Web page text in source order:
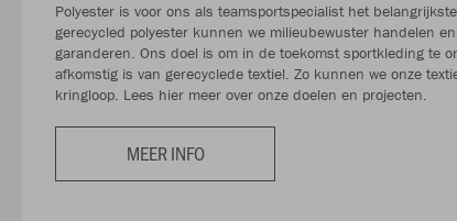
Polyester is voor ons als teamsportspecialist het
gerecycled polyester kunnen we milieubewuster handelen
garanderen. Ons doel is om in de toekomst sportkleding te
afkomstig is van gerecyclede textiel. Zo kunnen we onze
kringloop. Lees hier meer over onze doelen en projecten.
MEER INFO